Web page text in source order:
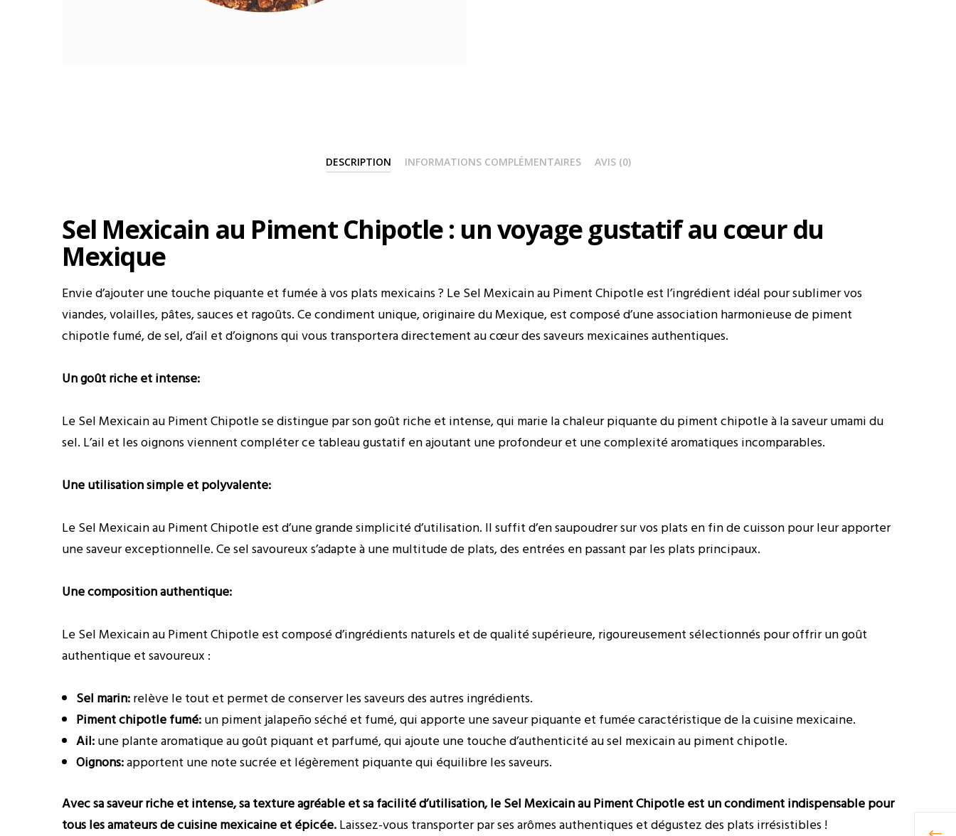
DESCRIPTION INFORMATIONS COMPLÉMENTAIRES AVIS (0)
Sel Mexicain au Piment Chipotle : un voyage gustatif au cœur du
Mexique
Envie d’ajouter une touche piquante et fumée à vos plats mexicains ? Le Sel Mexicain au Piment Chipotle est l’ingrédient idéal pour sublimer vos
viandes, volailles, pâtes, sauces et ragoûts. Ce condiment unique, originaire du Mexique, est composé d’une association harmonieuse de piment
chipotle fumé, de sel, d’ail et d’oignons qui vous transportera directement au cœur des saveurs mexicaines authentiques.
Un goût riche et intense:
Le Sel Mexicain au Piment Chipotle se distingue par son goût riche et intense, qui marie la chaleur piquante du piment chipotle à la saveur umami du
sel. L’ail et les oignons viennent compléter ce tableau gustatif en ajoutant une profondeur et une complexité aromatiques incomparables.
Une utilisation simple et polyvalente:
Le Sel Mexicain au Piment Chipotle est d’une grande simplicité d’utilisation. Il suffit d’en saupoudrer sur vos plats en fin de cuisson pour leur apporter
une saveur exceptionnelle. Ce sel savoureux s’adapte à une multitude de plats, des entrées en passant par les plats principaux.
Une composition authentique:
Le Sel Mexicain au Piment Chipotle est composé d’ingrédients naturels et de qualité supérieure, rigoureusement sélectionnés pour offrir un goût
authentique et savoureux :
Sel marin:relève le tout et permet de conserver les saveurs des autres ingrédients.
Piment chipotle fumé:un piment jalapeño séché et fumé, qui apporte une saveur piquante et fumée caractéristique de la cuisine mexicaine.
Ail:une plante aromatique au goût piquant et parfumé, qui ajoute une touche d’authenticité au sel mexicain au piment chipotle.
Oignons:apportent une note sucrée et légèrement piquante qui équilibre les saveurs.
Avec sa saveur riche et intense, sa texture agréable et sa facilité d’utilisation, le Sel Mexicain au Piment Chipotle est un condiment indispensable pour
tous les amateurs de cuisine mexicaine et épicée.Laissez-vous transporter par ses arômes authentiques et dégustez des plats irrésistibles !